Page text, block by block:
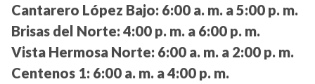
Cantarero López Bajo: 6:00 a. m. a 5:00 p. m.
Brisas del Norte: 4:00 p. m. a 6:00 p. m.
Vista Hermosa Norte: 6:00 a. m. a 2:00 p. m.
Centenos 1: 6:00 a. m. a 4:00 p. m.